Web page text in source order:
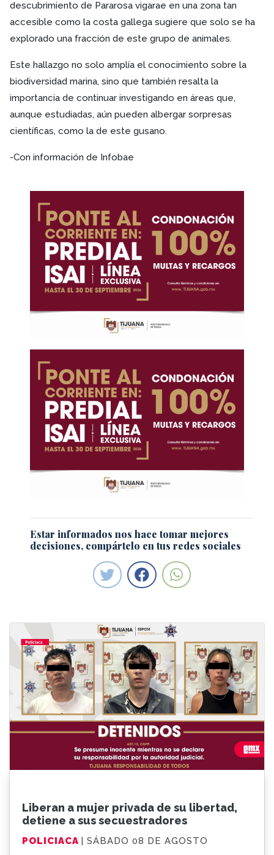
Liberan a mujer privada de su libertad,
detiene a sus secuestradores
POLICIACA | SÁBADO 08 DE AGOSTO
descubrimiento de Pararosa vigarae en una zona tan
accesible como la costa gallega sugiere que solo se ha
explorado una fracción de este grupo de animales.
Este hallazgo no solo amplía el conocimiento sobre la
biodiversidad marina, sino que también resalta la
importancia de continuar investigando en áreas que,
aunque estudiadas, aún pueden albergar sorpresas
científicas, como la de este gusano.
-Con información de Infobae
Estar informados nos hace tomar mejores
decisiones, compártelo en tus redes sociales